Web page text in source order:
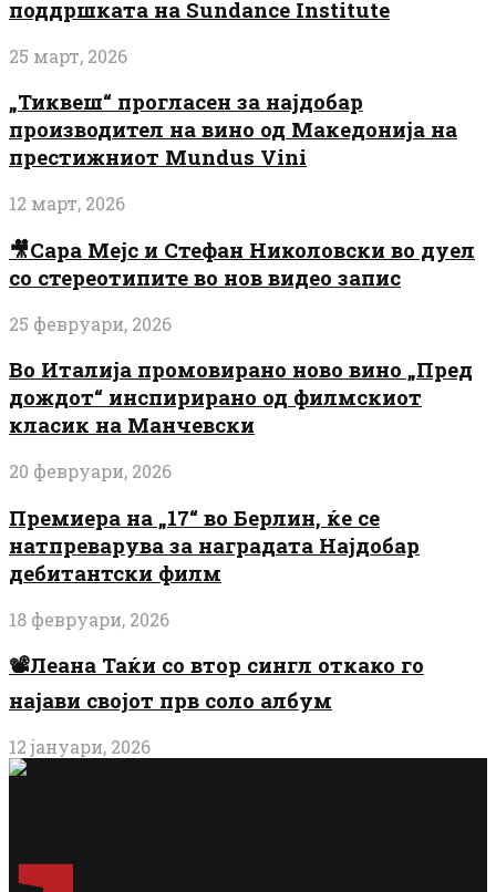
поддршката на Sundance Institute
25 март, 2026
„Тиквеш“ прогласен за најдобар
производител на вино од Македонија на
престижниот Mundus Vini
12 март, 2026
🎥Сара Мејс и Стефан Николовски во дуел
со стереотипите во нов видео запис
25 февруари, 2026
Во Италија промовирано ново вино „Пред
дождот“ инспирирано од филмскиот
класик на Манчевски
20 февруари, 2026
Премиера на „17“ во Берлин, ќе се
натпреварува за наградата Најдобар
дебитантски филм
18 февруари, 2026
📽️Леана Таќи со втор сингл откако го
најави својот прв соло албум
12 јануари, 2026